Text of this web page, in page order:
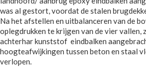
was al gestort, voordat de stalen
Na het afstellen en uitbalanceren van de
oplegdrukken te krijgen van de vier vallen,
achterhar kunststof eindbalken
hoogteafwijkingen tussen beton en staal
verlopen.